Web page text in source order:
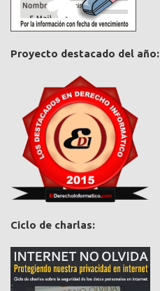
Proyecto destacado del año:
Ciclo de charlas: